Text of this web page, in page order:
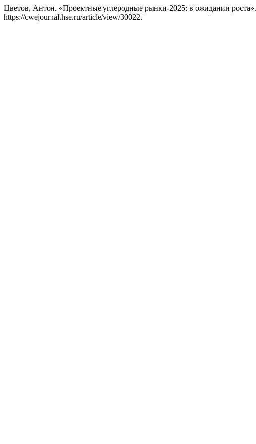
Цветов, Антон. «Проектные углеродные рынки-2025: в ожидании роста».
https://cwejournal.hse.ru/article/view/30022.